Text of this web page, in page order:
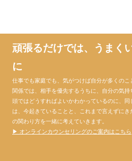
頑張るだけでは、うまく
に
仕事でも家庭でも、気がつけば自分が多くの
関係では、相手を優先するうちに、自分の気持
頭ではどうすればよいかわかっているのに、
は、今起きていることと、これまで言えずに
の関わり方を一緒に考えていきます。
▶ オンラインカウンセリングのご案内はこちら